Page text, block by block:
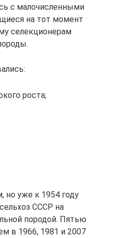
с малочисленными
на тот момент
селекционерам
роста;
но уже к 1954 году
СССР на
породой. Пятью
в 1966, 1981 и 2007